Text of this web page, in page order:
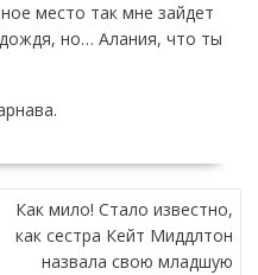
место так мне зайдет
но… Алания, что ты
Как мило! Стало известно,
как сестра Кейт Миддлтон
назвала свою младшую